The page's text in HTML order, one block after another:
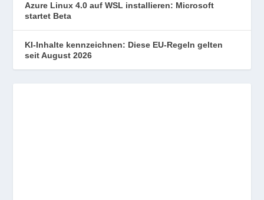
Azure Linux 4.0 auf WSL installieren: Microsoft
startet Beta
KI-Inhalte kennzeichnen: Diese EU-Regeln gelten
seit August 2026